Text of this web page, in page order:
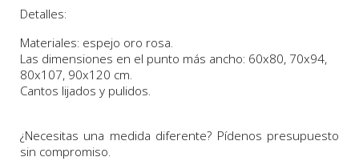
Detalles:
Materiales: espejo oro rosa.
Las dimensiones en el punto más ancho: 60x80, 70x94,
80x107, 90x120 cm.
Cantos lijados y pulidos.
¿Necesitas una medida diferente? Pídenos presupuesto
sin compromiso.